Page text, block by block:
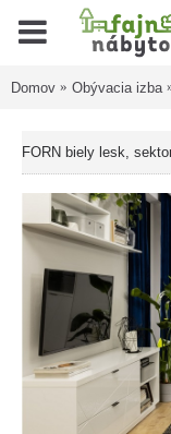
Domov Obývacia izba
FORN biely lesk,